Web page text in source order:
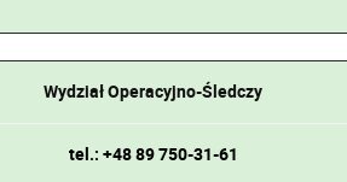
Wydział Operacyjno-Śledczy
tel.: +48 89 750-31-61